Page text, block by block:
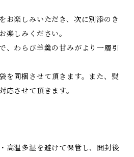
お楽しみいただき、次に別添のき
楽しみください。
、わらび羊羹の甘みがより一層引
を同梱させて頂きます。また、熨
応させて頂きます。
高温多湿を避けて保管し、開封後